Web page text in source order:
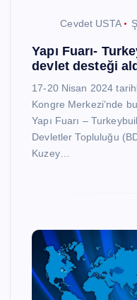
Cevdet USTA
Yapı Fuarı-
devlet desteği
17-20 Nisan 2024
Kongre Merkezi’nde
Yapı Fuarı –
Devletler Topluluğu
Kuzey…